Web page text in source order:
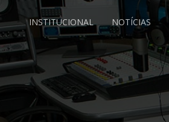
INSTITUCIONAL NOTÍCIAS